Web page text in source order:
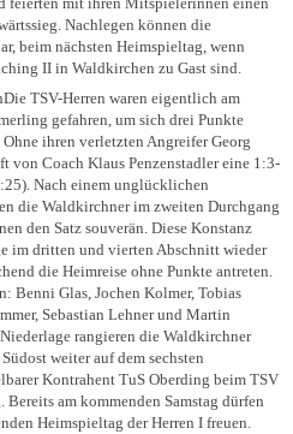
feierten mit ihren Mitspielerinnen einen
Nachlegen können die
beim nächsten Heimspieltag, wenn
II in Waldkirchen zu Gast sind.
Die TSV-Herren waren eigentlich am
gefahren, um sich drei Punkte
ihren verletzten Angreifer Georg
von Coach Klaus Penzenstadler eine 1:3-
Nach einem unglücklichen
die Waldkirchner im zweiten Durchgang
den Satz souverän. Diese Konstanz
im dritten und vierten Abschnitt wieder
die Heimreise ohne Punkte antreten.
Benni Glas, Jochen Kolmer, Tobias
Sebastian Lehner und Martin
rangieren die Waldkirchner
weiter auf dem sechsten
Kontrahent TuS Oberding beim TSV
am kommenden Samstag dürfen
Heimspieltag der Herren I freuen.